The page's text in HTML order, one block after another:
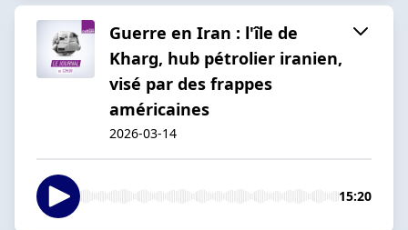
Guerre en Iran : l'île de
Kharg, hub pétrolier iranien,
visé par des frappes
américaines
2026-03-14
15:20